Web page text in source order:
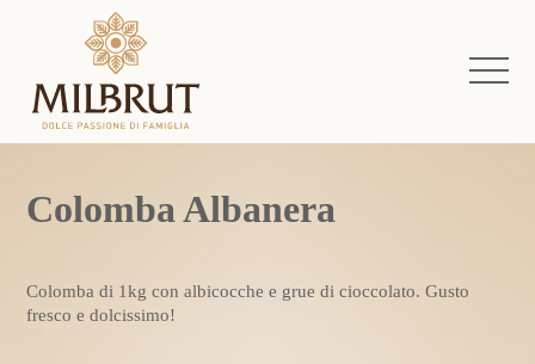
Colomba Albanera
Colomba di 1kg con albicocche e grue di cioccolato. Gusto
fresco e dolcissimo!